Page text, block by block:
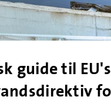
guide til EU's